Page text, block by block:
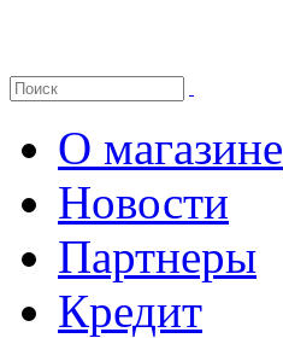
О магазине
Новости
Партнеры
Кредит